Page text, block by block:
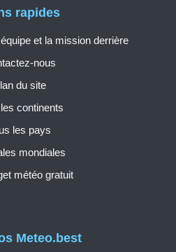
Meteo.best
rapides
et la mission derrière
nous
du site
continents
les pays
mondiales
météo gratuit